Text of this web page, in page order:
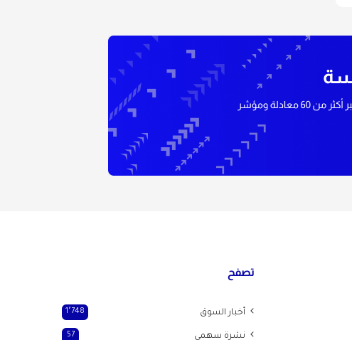
تصفح
أخبار السوق 1٬748
نشرة سهمي 57